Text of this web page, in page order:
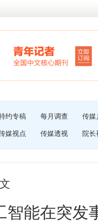
约专稿 每月调查 传媒
媒视点 传媒透视 院长
智能在突发